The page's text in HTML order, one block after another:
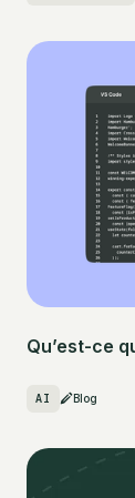
Qu’est-ce
AI Blog